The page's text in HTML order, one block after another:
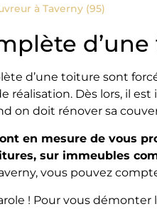
à Taverny (95)
d’une toiture sont
Dès lors, il
on doit rénover sa
en mesure de vous
sur immeubles
vous pouvez
! Pour vous